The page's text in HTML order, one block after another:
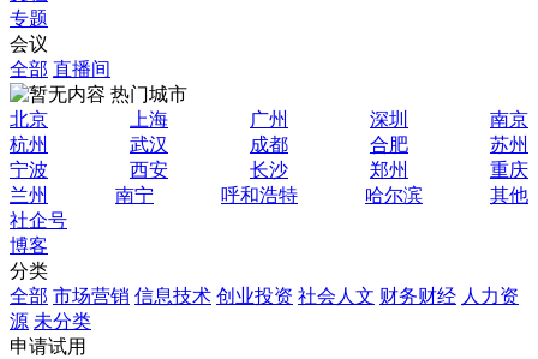
专题
会议
全部 直播间
热门城市
北京
上海 广州 深圳
南京
杭州
武汉 成都 合肥
苏州
宁波
西安 长沙 郑州
重庆
兰州
南宁 呼和浩特 哈尔滨
其他
社企号
博客
分类
全部 市场营销 信息技术 创业投资 社会人文 财务财经 人力资
源 未分类
申请试用